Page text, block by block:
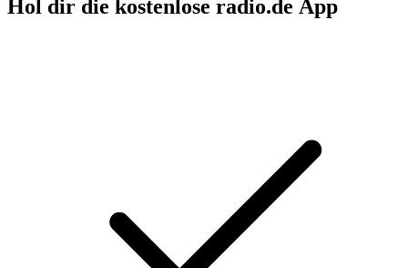
Hol dir die kostenlose radio.de App